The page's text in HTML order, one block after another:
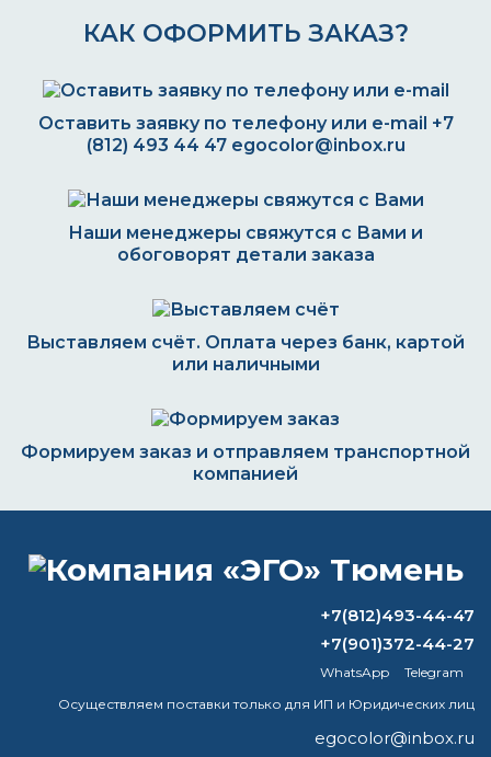
КАК ОФОРМИТЬ ЗАКАЗ?
Оставить заявку по телефону или e-mail +7
(812) 493 44 47 egocolor@inbox.ru
Наши менеджеры свяжутся с Вами и
обоговорят детали заказа
Выставляем счёт. Оплата через банк, картой
или наличными
Формируем заказ и отправляем транспортной
компанией
Какая краска хорошо держится на
+7(812)493-44-47
+7(901)372-44-27
WhatsApp
Telegram
Осуществляем поставки только для ИП и Юридических лиц
egocolor@inbox.ru